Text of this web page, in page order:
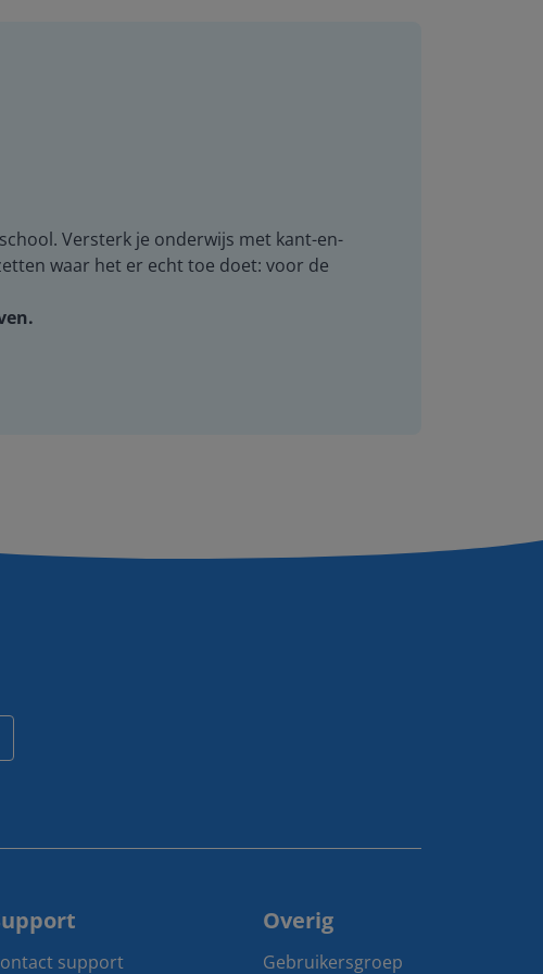
Versterk je onderwijs met kant-en-
waar het er echt toe doet: voor de
support
Overig
Gebruikersgroep